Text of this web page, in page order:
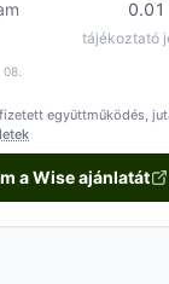
0.01
tájékoztató
együttműködés,
a Wise ajánlatát